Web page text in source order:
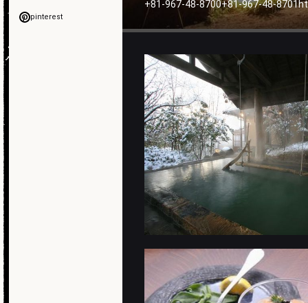
pinterest
+81-967-48-8700+81-967-48-8701